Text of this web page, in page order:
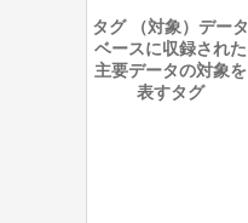
タグ （対象） データ
ベースに収録された
主要データの対象を
表すタグ